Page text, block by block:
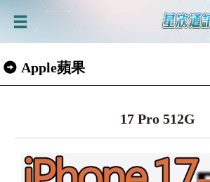
Apple蘋果
17 Pro 512G